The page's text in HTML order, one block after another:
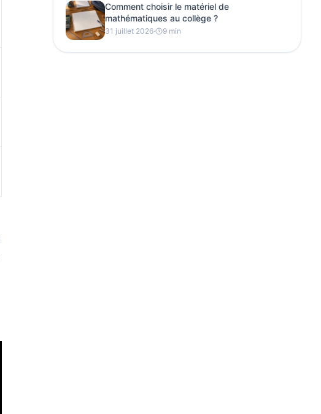
Comment choisir le matériel de
mathématiques au collège ?
31 juillet 2026· 9 min